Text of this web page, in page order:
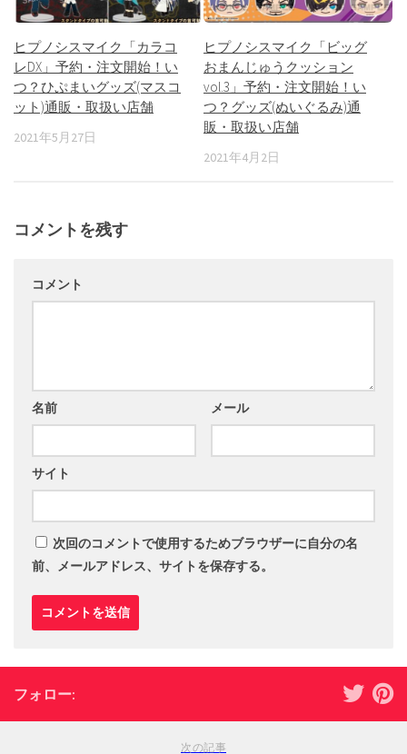
ヒプノシスマイク「カラコ
レDX」予約・注文開始！い
つ？ひぷまいグッズ(マスコ
ット)通販・取扱い店舗
2021年5月27日
ヒプノシスマイク「ビッグ
おまんじゅうクッション
vol.3」予約・注文開始！い
つ？グッズ(ぬいぐるみ)通
販・取扱い店舗
2021年4月2日
コメントを残す
コメント
名前 メール
サイト
次回のコメントで使用するためブラウザーに自分の名
前、メールアドレス、サイトを保存する。
フォロー:
次の記事